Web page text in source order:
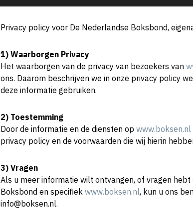
Privacy policy voor De Nederlandse Boksbond,
1) Waarborgen Privacy
Het waarborgen van de privacy van bezoekers van
ons. Daarom beschrijven we in onze privacy policy
deze informatie gebruiken.
2) Toestemming
Door de informatie en de diensten op www.boksen.nl
privacy policy en de voorwaarden die wij hierin
3) Vragen
Als u meer informatie wilt ontvangen, of vragen
Boksbond en specifiek www.boksen.nl, kun u ons
info@boksen.nl.